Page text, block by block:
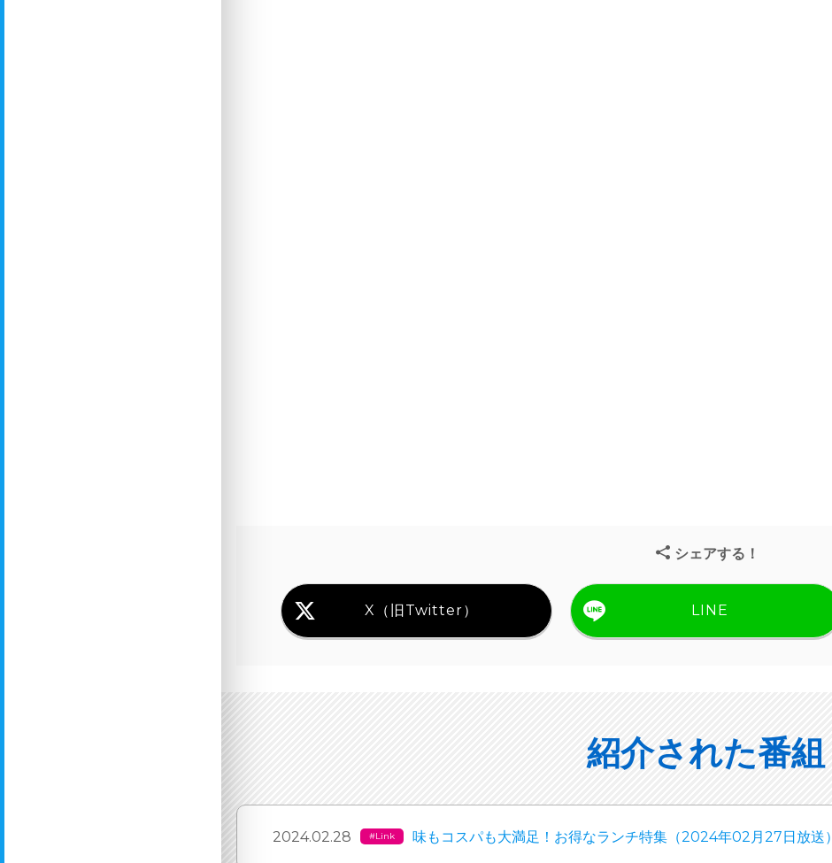
シェアする！
X（旧Twitter） LINE
紹介された番組
2024.02.28 #Link 味もコスパも大満足！お得なランチ特集（2024年02月27日放送）